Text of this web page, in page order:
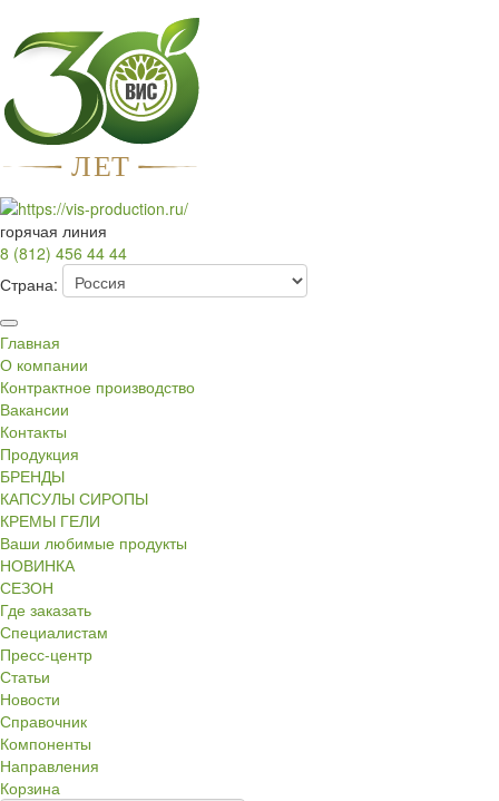
ЛЕТ
горячая линия
8 (812) 456 44 44
Страна:
Главная
О компании
Контрактное производство
Вакансии
Контакты
Продукция
БРЕНДЫ
КАПСУЛЫ СИРОПЫ
КРЕМЫ ГЕЛИ
Ваши любимые продукты
НОВИНКА
СЕЗОН
Где заказать
Специалистам
Пресс-центр
Статьи
Новости
Справочник
Компоненты
Направления
Корзина